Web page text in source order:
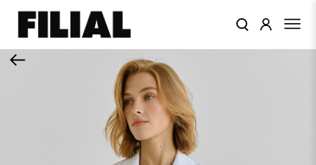
ПОДАРОЧНЫЙ
ЦВЕТА
КОЛЛЕКЦИИ